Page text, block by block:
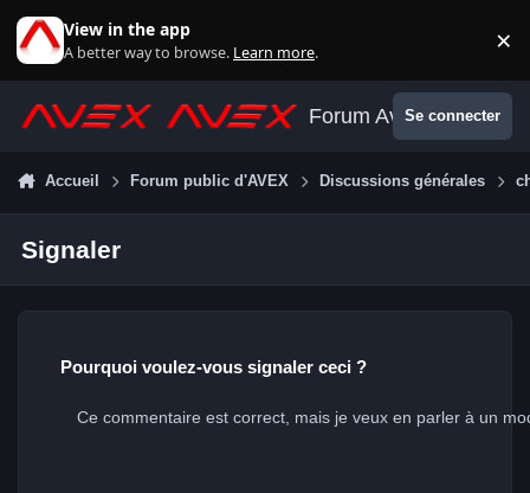
View in the app
A better way to browse. Learn more. ×
Forum AvexSe connecter
Accueil Forum public d'AVEX Discussions générales
Signaler
Pourquoi voulez-vous signaler ceci ?